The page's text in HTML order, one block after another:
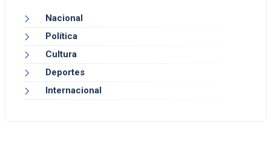
Nacional
Política
Cultura
Deportes
Internacional